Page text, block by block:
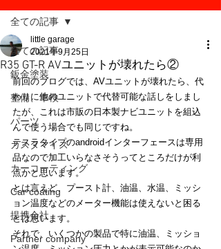
全ての記事
鈑金塗装
整備、車検
パーツ
カスタマイズ
カーコーティング
Car coating
提携会社
Partner company
全ての記事
R35 GT-R AVユニットが壊れたら②
little garage
2021年9月25日
前回のブログでは、AVユニットが壊れたら、代
わりに他のユニットで代替可能な話しをしまし
たが、これは市販の日本製ナビユニットを組込
んで使う場合でも同じですね。
テスラタイプのandroidインターフェースは専用
品なので加工いらなさそうってところだけが利
点かと思います。
とは言えど、プースト計、油温、水温、ミッシ
ョン温度などのメーター機能は使えないと困る
とは思います。
それで、いくつかの製品で特に油温、ミッショ